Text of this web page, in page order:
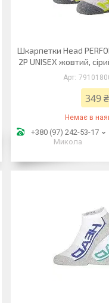
Шкарпетки Head
2P UNISEX жовтий,
349 ₴
Немає в
+380 (97) 242-53-17
Микола